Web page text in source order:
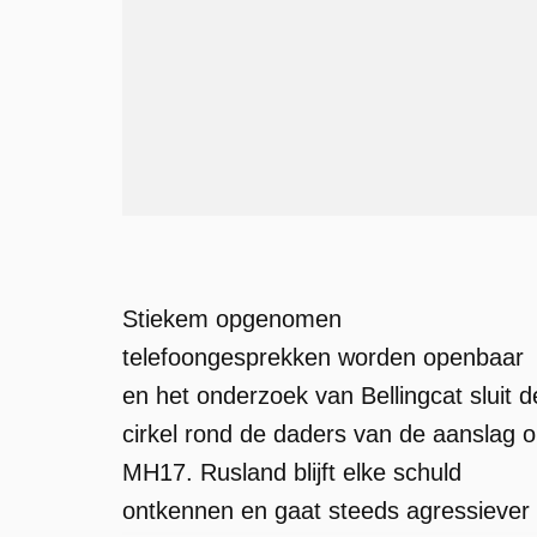
Stiekem opgenomen
telefoongesprekken worden openbaar
en het onderzoek van Bellingcat sluit
cirkel rond de daders van de aanslag
MH17. Rusland blijft elke schuld
ontkennen en gaat steeds agressiever